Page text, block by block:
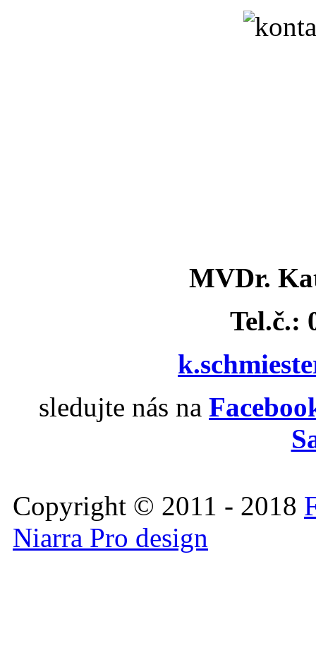
MVDr.
Tel.č.:
sledujte nás na
Copyright © 2011 - 2018
Niarra Pro design